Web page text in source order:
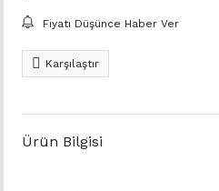
Fiyatı Düşünce Haber Ver
Karşılaştır
Ürün Bilgisi